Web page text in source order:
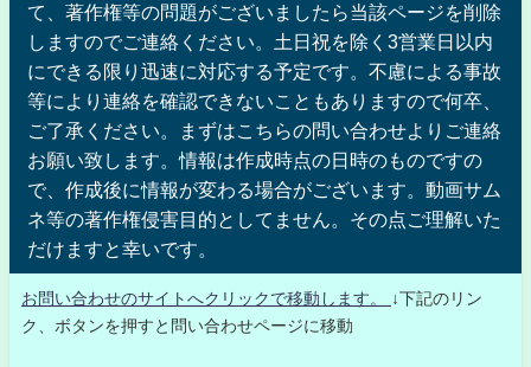
て、著作権等の問題がございましたら当該ページを削除
しますのでご連絡ください。土日祝を除く3営業日以内
にできる限り迅速に対応する予定です。不慮による事故
等により連絡を確認できないこともありますので何卒、
ご了承ください。まずはこちらの問い合わせよりご連絡
お願い致します。情報は作成時点の日時のものですの
で、作成後に情報が変わる場合がございます。動画サム
ネ等の著作権侵害目的としてません。その点ご理解いた
だけますと幸いです。
お問い合わせのサイトへクリックで移動します。
↓下記のリン
ク、ボタンを押すと問い合わせページに移動